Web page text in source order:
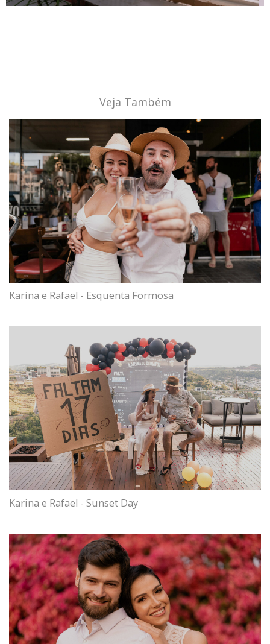
Veja Também
Karina e Rafael - Esquenta Formosa
Karina e Rafael - Sunset Day